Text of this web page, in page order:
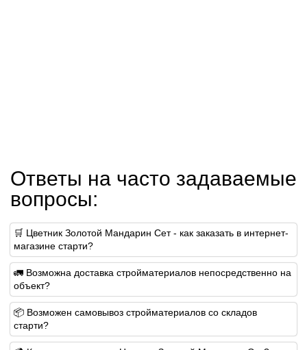
Ответы на часто задаваемые
вопросы:
🛒 Цветник Золотой Мандарин Сет - как заказать в интернет-
магазине старти?
🚛 Возможна доставка стройматериалов непосредственно на
объект?
📦 Возможен самовывоз стройматериалов со складов
старти?